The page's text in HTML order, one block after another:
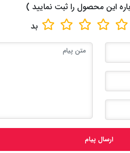
این محصول را ثبت نمایید )
بد
ارسال پیام